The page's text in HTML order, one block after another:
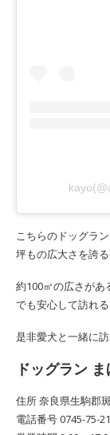
こちらのドッグラ
坪もの広大さを誇
約100㎡の広さがあ
でも安心して訪れる
是非愛犬と一緒に
ドッグラン
住所 奈良県生駒郡
電話番号 0745-75-